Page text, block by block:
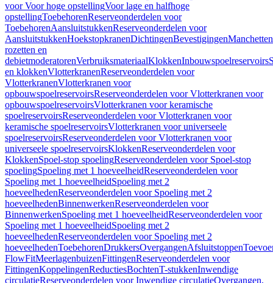
voor Voor hoge opstellingVoor lage en halfhoge
opstellingToebehorenReserveonderdelen voor
ToebehorenAansluitstukkenReserveonderdelen voor
AansluitstukkenHoekstopkranenDichtingenBevestigingenManchetten
rozetten en
debietmoderatorenVerbruiksmateriaalKlokkenInbouwspoelreservoirs
en klokkenVlotterkranenReserveonderdelen voor
VlotterkranenVlotterkranen voor
opbouwspoelreservoirsReserveonderdelen voor Vlotterkranen voor
opbouwspoelreservoirsVlotterkranen voor keramische
spoelreservoirsReserveonderdelen voor Vlotterkranen voor
keramische spoelreservoirsVlotterkranen voor universeele
spoelreservoirsReserveonderdelen voor Vlotterkranen voor
universeele spoelreservoirsKlokkenReserveonderdelen voor
KlokkenSpoel-stop spoelingReserveonderdelen voor Spoel-stop
spoelingSpoeling met 1 hoeveelheidReserveonderdelen voor
Spoeling met 1 hoeveelheidSpoeling met 2
hoeveelhedenReserveonderdelen voor Spoeling met 2
hoeveelhedenBinnenwerkenReserveonderdelen voor
BinnenwerkenSpoeling met 1 hoeveelheidReserveonderdelen voor
Spoeling met 1 hoeveelheidSpoeling met 2
hoeveelhedenReserveonderdelen voor Spoeling met 2
hoeveelhedenToebehorenDrukkersOvergangenAfsluitstoppen
FlowFitMeerlagenbuizenFittingenReserveonderdelen voor
FittingenKoppelingenReductiesBochtenT-stukkenInwendige
circulatieReserveonderdelen voor Inwendige circulatieOvergangen,